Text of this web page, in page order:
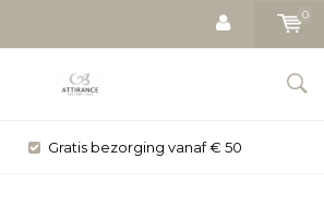
0
Gratis bezorging vanaf € 50